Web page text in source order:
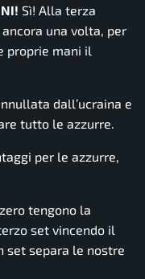
Sì! Alla terza
una volta, per
proprie mani il
dall’ucraina e
tutto le azzurre.
per le azzurre,
tengono la
set vincendo il
set separa le nostre